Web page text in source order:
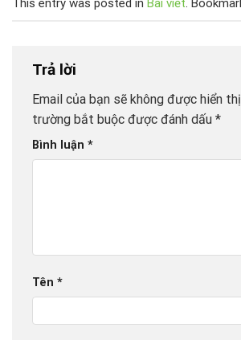
This entry was posted in Bài viết.
Trả lời
Email của bạn sẽ không được hiển
trường bắt buộc được đánh dấu *
Bình luận *
Tên *